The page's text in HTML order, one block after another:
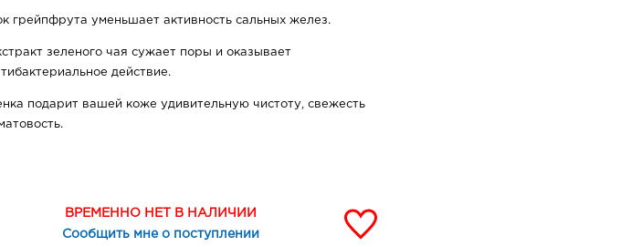
грейпфрута уменьшает активность сальных желез.
зеленого чая сужает поры и оказывает
действие.
подарит вашей коже удивительную чистоту, свежесть
смойте водой.
вода, лауретсульфат натрия, хлорид натрия,
ВРЕМЕННО НЕТ В НАЛИЧИИ
Сообщить мне о поступлении